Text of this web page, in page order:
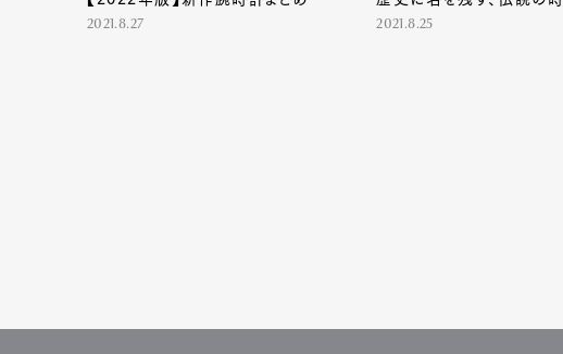
2021.8.27 2021.8.25